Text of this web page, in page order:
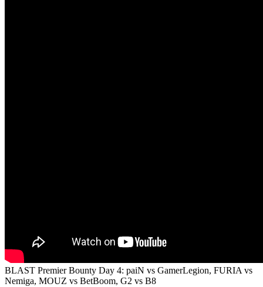
BLAST Premier Bounty Day 4: paiN vs GamerLegion, FURIA vs
Nemiga, MOUZ vs BetBoom, G2 vs B8